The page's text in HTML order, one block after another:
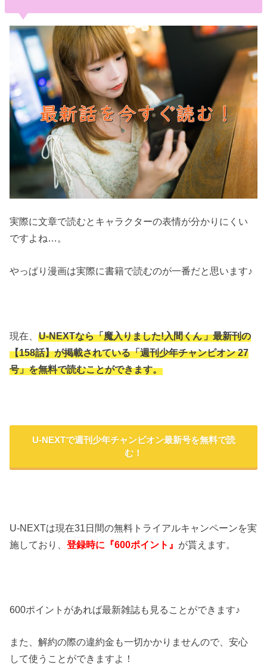
実際に文章で読むとキャラクターの表情が分かりにくい
ですよね…。
やっぱり漫画は実際に書籍で読むのが一番だと思います♪
現在、U-NEXTなら「魔入りました!入間くん」最新刊の
【158話】が掲載されている「週刊少年チャンピオン 27
号」を無料で読むことができます。
U-NEXTで週刊少年チャンピオン最新号を無料で読
む！
U-NEXTは現在31日間の無料トライアルキャンペーンを実
施しており、登録時に『600ポイント』 が貰えます。
600ポイントがあれば最新雑誌も見ることができます♪
また、解約の際の違約金も一切かかりませんので、安心
して使うことができますよ！